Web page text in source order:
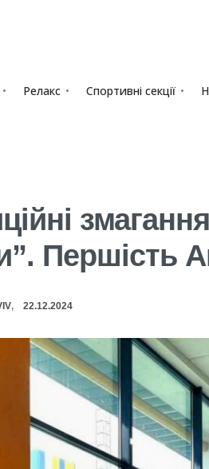
Релакс Спортивні секції
Першість
22.12.2024